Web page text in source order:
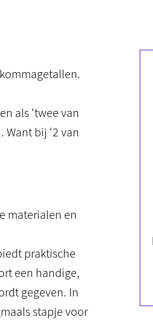
als ‘twee van
bij ‘2 van
materialen en
praktische
een handige,
gegeven. In
stapje voor